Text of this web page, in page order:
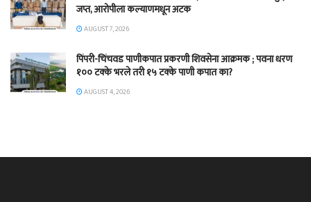
जप्त, आरोपीला कल्याणमधून अटक
AUGUST 7, 2026
पिंपरी-चिंचवड पाणीकपात प्रकरणी शिवसेना आक्रमक ; पवना धरण
१०० टक्के भरले तरी १५ टक्के पाणी कपात का?
AUGUST 4, 2026